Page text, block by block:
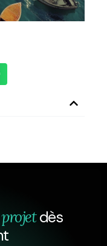
projet dès